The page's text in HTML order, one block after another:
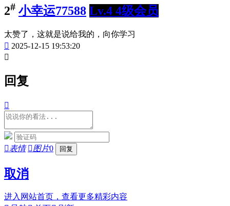
2# 小幸运77588 Lv.4 4级会员
太赞了，这就是说给我的，向你学习
 2025-12-15 19:53:20

回复

表情 图片0
取消
进入网站首页，查看更多精彩内容